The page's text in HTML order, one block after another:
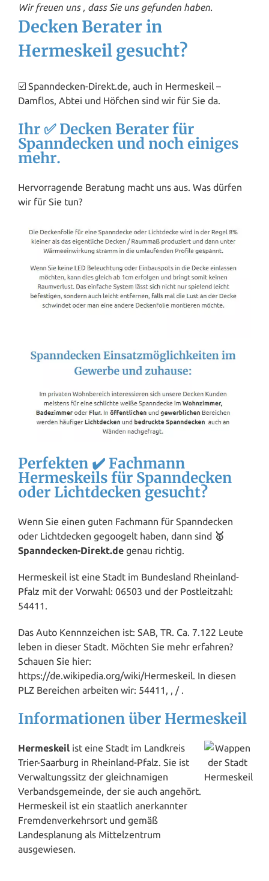
Wir freuen uns , dass Sie uns gefunden haben.
Decken Berater in
Hermeskeil gesucht?
☑️ Spanndecken-Direkt.de, auch in Hermeskeil –
Damflos, Abtei und Höfchen sind wir für Sie da.
Ihr ✅ Decken Berater für
Spanndecken und noch einiges
mehr.
Hervorragende Beratung macht uns aus. Was dürfen
wir für Sie tun?
Perfekten ✔️ Fachmann
Hermeskeils für Spanndecken
oder Lichtdecken gesucht?
Wenn Sie einen guten Fachmann für Spanndecken
oder Lichtdecken gegoogelt haben, dann sind 🥇
Spanndecken-Direkt.de genau richtig.
Hermeskeil ist eine Stadt im Bundesland Rheinland-
Pfalz mit der Vorwahl: 06503 und der Postleitzahl:
54411.
Das Auto Kennnzeichen ist: SAB, TR. Ca. 7.122 Leute
leben in dieser Stadt. Möchten Sie mehr erfahren?
Schauen Sie hier:
https://de.wikipedia.org/wiki/Hermeskeil. In diesen
PLZ Bereichen arbeiten wir: 54411, , / .
Informationen über Hermeskeil
Hermeskeil ist eine Stadt im Landkreis
Trier-Saarburg in Rheinland-Pfalz. Sie ist
Verwaltungssitz der gleichnamigen
Verbandsgemeinde, der sie auch angehört.
Hermeskeil ist ein staatlich anerkannter
Fremdenverkehrsort und gemäß
Landesplanung als Mittelzentrum
ausgewiesen.